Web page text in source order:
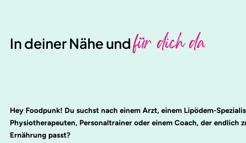
In deiner Nähe undfür dich da
Hey Foodpunk! Du suchst nach einem Arzt, einem Lipödem-
Physiotherapeuten, Personaltrainer oder einem Coach, der endlich
Ernährung passt?